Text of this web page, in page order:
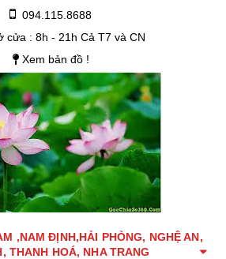
094.115.8688
cửa : 8h - 21h Cả T7 và CN
Xem bản đồ !
,NAM ĐỊNH,HẢI PHÒNG, NGHỆ AN,
THANH HOÁ, NHA TRANG